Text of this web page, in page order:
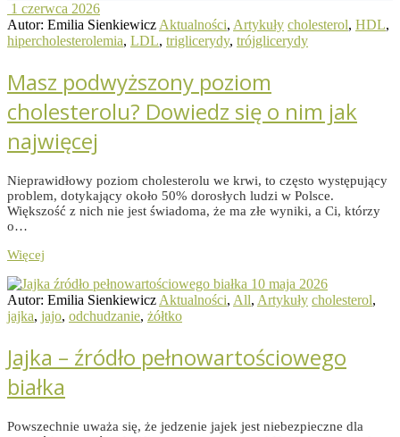
1 czerwca 2026
Autor: Emilia Sienkiewicz Aktualności, Artykuły cholesterol, HDL,
hipercholesterolemia, LDL, triglicerydy, trójglicerydy
Masz podwyższony poziom
cholesterolu? Dowiedz się o nim jak
najwięcej
Nieprawidłowy poziom cholesterolu we krwi, to często występujący
problem, dotykający około 50% dorosłych ludzi w Polsce.
Większość z nich nie jest świadoma, że ma złe wyniki, a Ci, którzy
o…
Więcej
10 maja 2026
Autor: Emilia Sienkiewicz Aktualności, All, Artykuły cholesterol,
jajka, jajo, odchudzanie, żółtko
Jajka – źródło pełnowartościowego
białka
Powszechnie uważa się, że jedzenie jajek jest niebezpieczne dla